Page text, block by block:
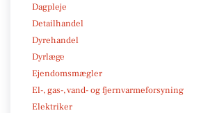
Dagpleje
Detailhandel
Dyrehandel
Dyrlæge
Ejendomsmægler
El-, gas-, vand- og fjernvarmeforsyning
Elektriker